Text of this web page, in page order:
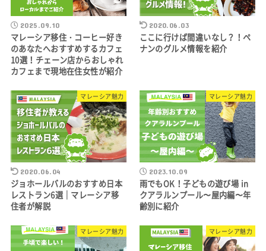
2025.09.10
マレーシア移住・コーヒー好き
のあなたへおすすめするカフェ
10選！チェーン店からおしゃれ
カフェまで現地在住女性が紹介
2020.06.03
ここに行けば間違いなし？！ペ
ナンのグルメ情報を紹介
マレーシア魅力
2020.06.04
ジョホールバルのおすすめ日本
レストラン6選｜マレーシア移
住者が解説
マレーシア魅力
2023.10.09
雨でもOK！子どもの遊び場 in
クアラルンプール〜屋内編〜年
齢別に紹介
マレーシア魅力 マレーシア魅力